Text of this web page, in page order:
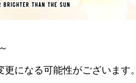
になる可能性がございます。